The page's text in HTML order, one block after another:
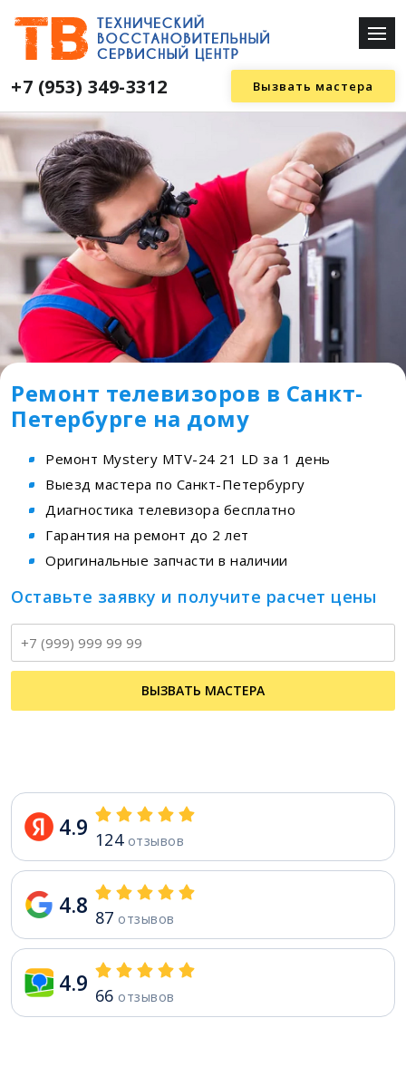
+7 (953) 349-3312 Вызвать мастера
Ремонт телевизоров в Санкт-
Петербурге на дому
Ремонт Mystery MTV-24 21 LD за 1 день
Выезд мастера по Санкт-Петербургу
Диагностика телевизора бесплатно
Гарантия на ремонт до 2 лет
Оригинальные запчасти в наличии
Оставьте заявку и получите расчет цены
ВЫЗВАТЬ МАСТЕРА
4.9 124отзывов
4.8 87 отзывов
4.9 66 отзывов